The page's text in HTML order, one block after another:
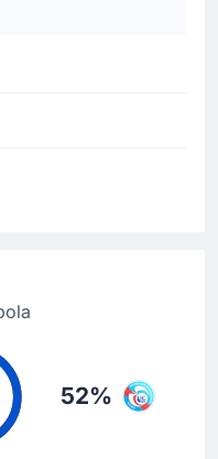
Le Ble.
O resultado no
52%